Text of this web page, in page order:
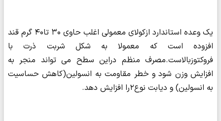
یک وعده استاندارد ازکولای معمولی اغلب حاوی ۳۰ تا۴۰ گرم قند
افزوده است که معمولا به شکل شربت ذرت با
فروکتوزبالاست.مصرف منظم دراین سطح می تواند منجر به
افزایش وزن شود و خطر مقاومت به انسولین(کاهش حساسیت
به انسولین) و دیابت نوع۲را افزایش دهد.